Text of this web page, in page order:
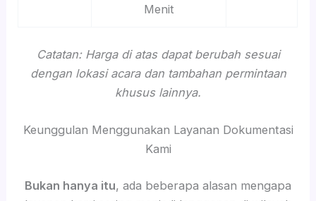
Menit
Catatan: Harga di atas dapat berubah sesuai
dengan lokasi acara dan tambahan permintaan
khusus lainnya.
Keunggulan Menggunakan Layanan Dokumentasi
Kami
Bukan hanya itu, ada beberapa alasan mengapa